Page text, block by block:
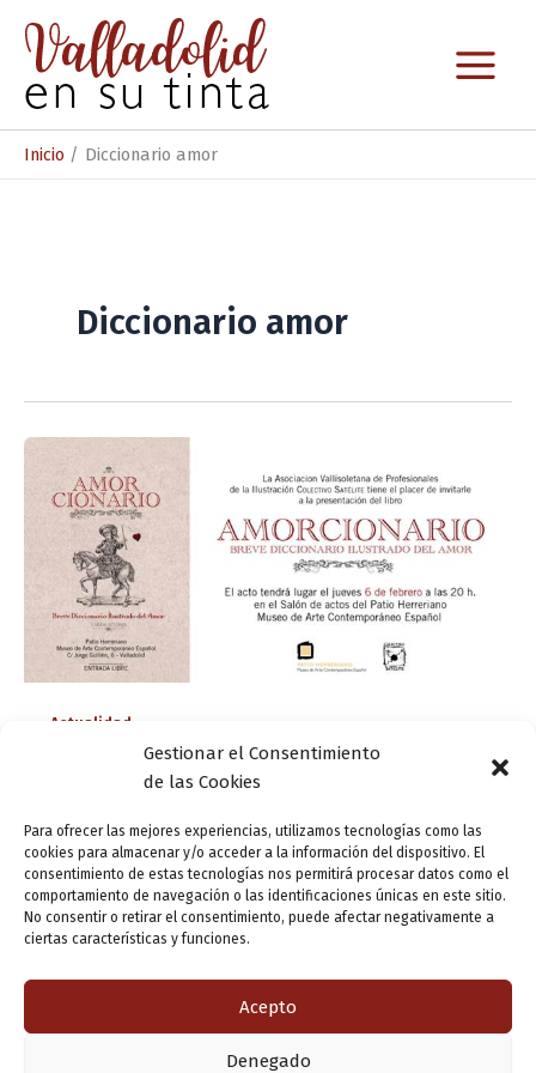
Gestionar el Consentimiento
de las Cookies
Para ofrecer las mejores experiencias, utilizamos tecnologías como las
cookies para almacenar y/o acceder a la información del dispositivo. El
consentimiento de estas tecnologías nos permitirá procesar datos como el
comportamiento de navegación o las identificaciones únicas en este sitio.
No consentir o retirar el consentimiento, puede afectar negativamente a
ciertas características y funciones.
Acepto
Denegado
contenido
Inicio Diccionario amor
Diccionario amor
Actualidad
Presentación de ‘Amorcionario’, el breve
diccionario ilustrado del amor
ensutinta/28 enero, 2014
El Colectivo Satélite, Asociación Vallisoletana de
Profesionales de la Ilustración, presentará el próximo
seis de febrero el libro ‘Amorcionario. Breve diccionario
[…]